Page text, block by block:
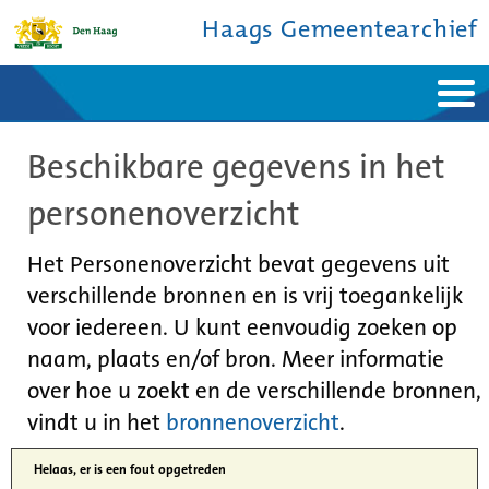
Haags Gemeentearchief
Ontdek de stad
De studiezaal
Bronnen en collecties
Contact
Beschikbare gegevens in het
personenoverzicht
Het Personenoverzicht bevat gegevens uit
verschillende bronnen en is vrij toegankelijk
voor iedereen. U kunt eenvoudig zoeken op
naam, plaats en/of bron. Meer informatie
over hoe u zoekt en de verschillende bronnen,
vindt u in het bronnenoverzicht.
Helaas, er is een fout opgetreden